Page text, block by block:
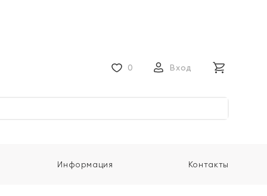
0 Вход
Информация Контакты